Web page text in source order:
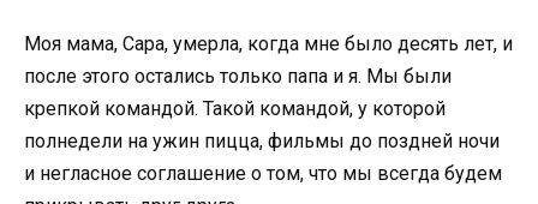
Моя мама, Сара, умерла, когда мне было десять лет, и
после этого остались только папа и я. Мы были
крепкой командой. Такой командой, у которой
полнедели на ужин пицца, фильмы до поздней ночи
и негласное соглашение о том, что мы всегда будем